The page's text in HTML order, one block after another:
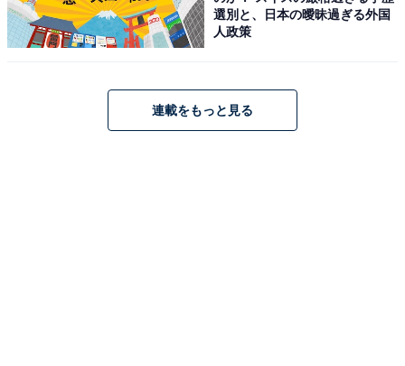
1 2
選別と、日本の曖昧過ぎる外国
人政策
連載をもっと見る